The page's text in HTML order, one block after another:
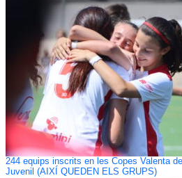
244 equips inscrits en les Copes Valenta
Juvenil (AIXÍ QUEDEN ELS GRUPS)